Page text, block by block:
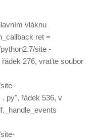
vláknu
ret =
site -
276, vraťte soubor
py", řádek 536, v